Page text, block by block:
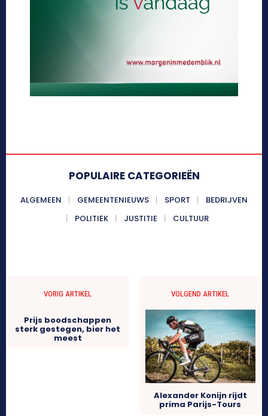
POPULAIRE CATEGORIEËN
ALGEMEEN GEMEENTENIEUWS SPORT
BEDRIJVEN
POLITIEK
JUSTITIE CULTUUR
VORIG ARTIKEL
Prijs boodschappen
sterk gestegen, bier het
meest
VOLGEND ARTIKEL
Alexander Konijn rijdt
prima Parijs-Tours